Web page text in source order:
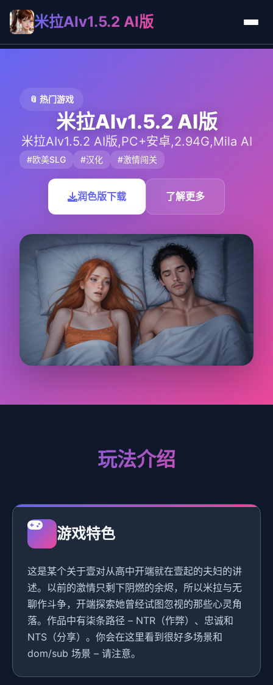
米拉AIv1.5.2 AI版
📎 热门游戏
米拉AIv1.5.2 AI版
米拉AIv1.5.2 AI版,PC+安卓,2.94G,Mila AI
#欧美SLG #汉化 #激情闯关
润色版下载 了解更多
玩法介绍
游戏特色
这是某个关于壹对从高中开端就在壹起的夫妇的讲
述。以前的激情只剩下阴燃的余烬，所以米拉与无
聊作斗争，开端探索她曾经试图忽视的那些心灵角
落。作品中有柒条路径 – NTR（作弊）、忠诚和
NTS（分享）。你会在这里看到很好多场景和
dom/sub 场景 – 请注意。